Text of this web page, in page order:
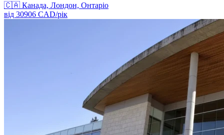
🇨🇦 Канада, Лондон, Онтаріо
від 30906 CAD/рік